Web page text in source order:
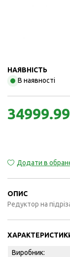
НАЯВНІСТЬ
В наявності
34999.99
Додати в
ОПИС
Редуктор на
Виробник: